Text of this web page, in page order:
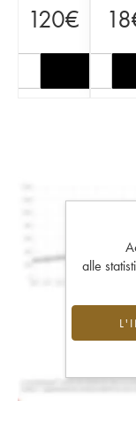
120€ 18
alle